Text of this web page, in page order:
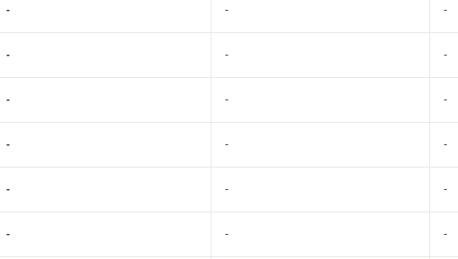
- - -
- - -
- - -
- - -
- - -
- - -